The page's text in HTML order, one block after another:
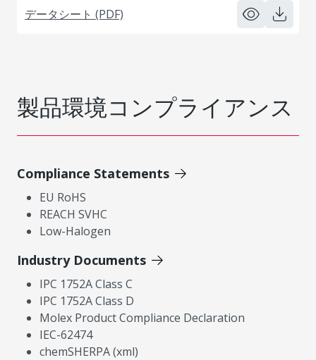
データシート (PDF)
製品環境コンプライアンス
Compliance Statements
EU RoHS
REACH SVHC
Low-Halogen
Industry Documents
IPC 1752A Class C
IPC 1752A Class D
Molex Product Compliance Declaration
IEC-62474
chemSHERPA (xml)